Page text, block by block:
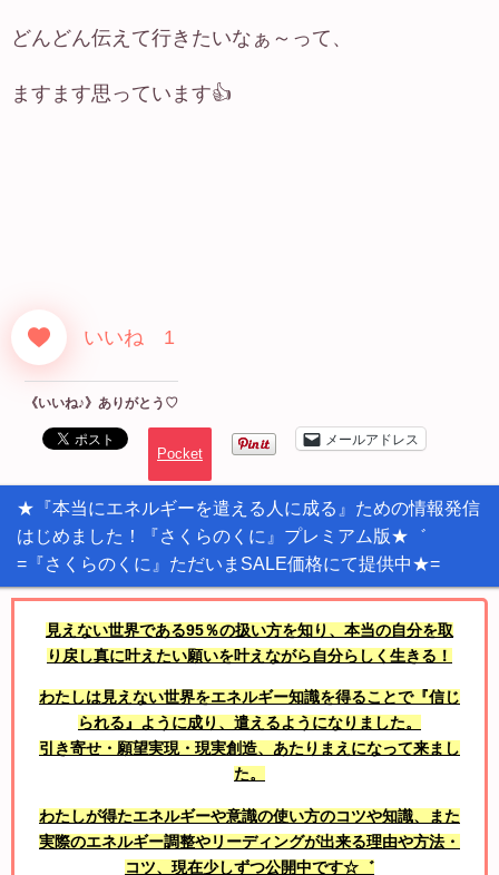
どんどん伝えて行きたいなぁ～って、
ますます思っています👍
いいね 1
《いいね♪》ありがとう♡
Pocket
メールアドレス
★『本当にエネルギーを遣える人に成る』ための情報発信
はじめました！『さくらのくに』プレミアム版★゛
=『さくらのくに』ただいまSALE価格にて提供中★=
見えない世界である95％の扱い方を知り、本当の自分を取
り戻し真に叶えたい願いを叶えながら自分らしく生きる！
わたしは見えない世界をエネルギー知識を得ることで『信じ
られる』ように成り、遣えるようになりました。
引き寄せ・願望実現・現実創造、あたりまえになって来まし
た。
わたしが得たエネルギーや意識の使い方のコツや知識、また
実際のエネルギー調整やリーディングが出来る理由や方法・
コツ、現在少しずつ公開中です☆゛